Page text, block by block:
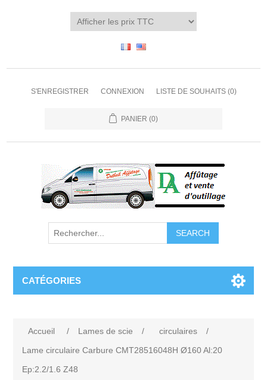
S'ENREGISTRER CONNEXION LISTE DE SOUHAITS (0)
PANIER (0)
CATÉGORIES
Accueil / Lames de scie / circulaires
/
Lame circulaire Carbure CMT28516048H Ø160 Al:20
Ep:2.2/1.6 Z48